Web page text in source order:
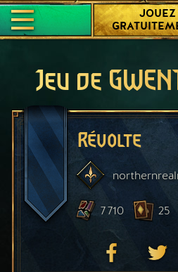
JOUEZ
Jeu de
Révolte
7 710 25